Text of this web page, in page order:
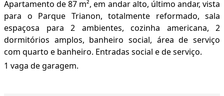
Apartamento de 87 m², em andar alto, último andar, vista
para o Parque Trianon, totalmente reformado, sala
espaçosa para 2 ambientes, cozinha americana, 2
dormitórios amplos, banheiro social, área de serviço
com quarto e banheiro. Entradas social e de serviço.
1 vaga de garagem.